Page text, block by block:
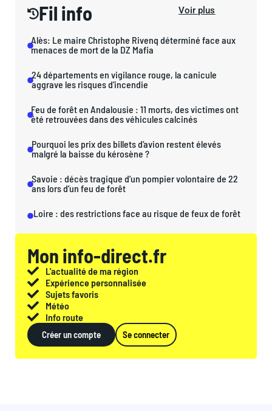
Fil info Voir plus
Alès: Le maire Christophe Rivenq déterminé face aux
menaces de mort de la DZ Mafia
24 départements en vigilance rouge, la canicule
aggrave les risques d’incendie
Feu de forêt en Andalousie : 11 morts, des victimes ont
été retrouvées dans des véhicules calcinés
Pourquoi les prix des billets d’avion restent élevés
malgré la baisse du kérosène ?
Savoie : décès tragique d’un pompier volontaire de 22
ans lors d’un feu de forêt
Loire : des restrictions face au risque de feux de forêt
Mon info-direct.fr
L'actualité de ma région
Expérience personnalisée
Sujets favoris
Météo
Info route
Créer un compte Se connecter